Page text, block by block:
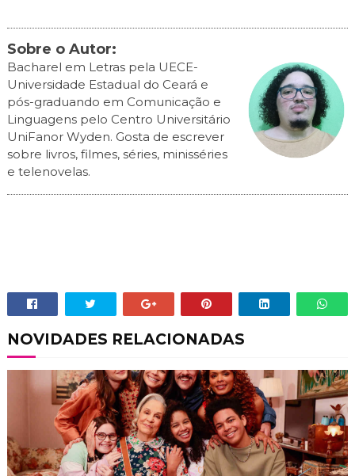
Sobre o Autor:
Bacharel em Letras pela UECE-
Universidade Estadual do Ceará e
pós-graduando em Comunicação e
Linguagens pelo Centro Universitário
UniFanor Wyden. Gosta de escrever
sobre livros, filmes, séries, minisséries
e telenovelas.
NOVIDADES RELACIONADAS